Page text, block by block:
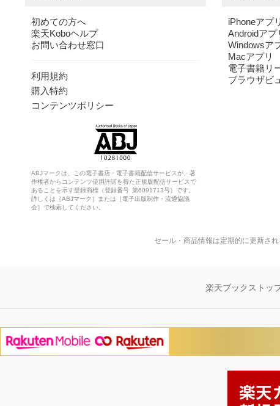
初めての方へ
楽天Koboヘルプ
お問い合わせ窓口
利用規約
購入特約
コンテンツポリシー
ABJマークは、この電子書店・電子書籍配信サービスが、著
作権者からコンテンツ使用許諾を得た正規版配信サービスで
あることを示す登録商標（登録番号 第6091713号）です。
詳しくは［ABJマーク］または［電子出版制作・流通協議
会］で検索してください。
iPhoneアプリ
Androidアプ
Windowsア
Macアプリ
電子書籍リ
ブラウザビ
セール・商品情報は定期的に更新さ
楽天ブックストッ